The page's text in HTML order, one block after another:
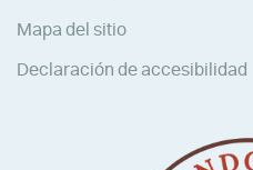
Mapa del sitio
Declaración de accesibilidad